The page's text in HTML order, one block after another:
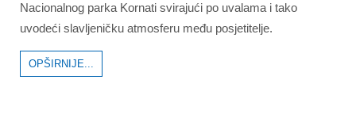
Nacionalnog parka Kornati svirajući po uvalama i tako
uvodeći slavljeničku atmosferu među posjetitelje.
OPŠIRNIJE...